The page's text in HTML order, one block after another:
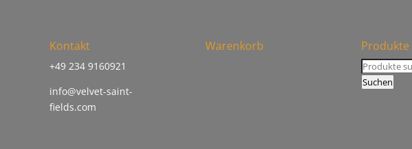
Kontakt
+49 234 9160921
info@velvet-saint-
fields.com
Warenkorb Produkte
Suchen
nach:
Suchen